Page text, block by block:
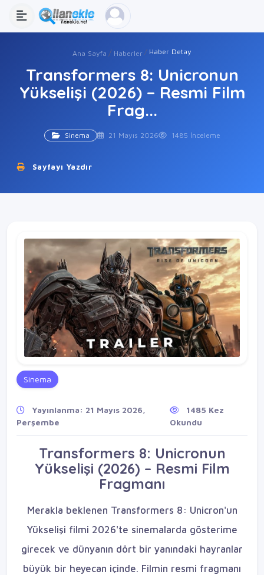
Ana Sayfa Haberler Haber Detay
Transformers 8: Unicronun
Yükselişi (2026) – Resmi Film
Frag...
Sinema 21 Mayıs 2026 1485 İnceleme
Sayfayı Yazdır
Sinema
Yayınlanma: 21 Mayıs 2026,
Perşembe
1485 Kez
Okundu
Transformers 8: Unicronun
Yükselişi (2026) – Resmi Film
Fragmanı
Merakla beklenen Transformers 8: Unicron'un
Yükselişi filmi 2026'te sinemalarda gösterime
girecek ve dünyanın dört bir yanındaki hayranlar
büyük bir heyecan içinde. Filmin resmi fragmanı